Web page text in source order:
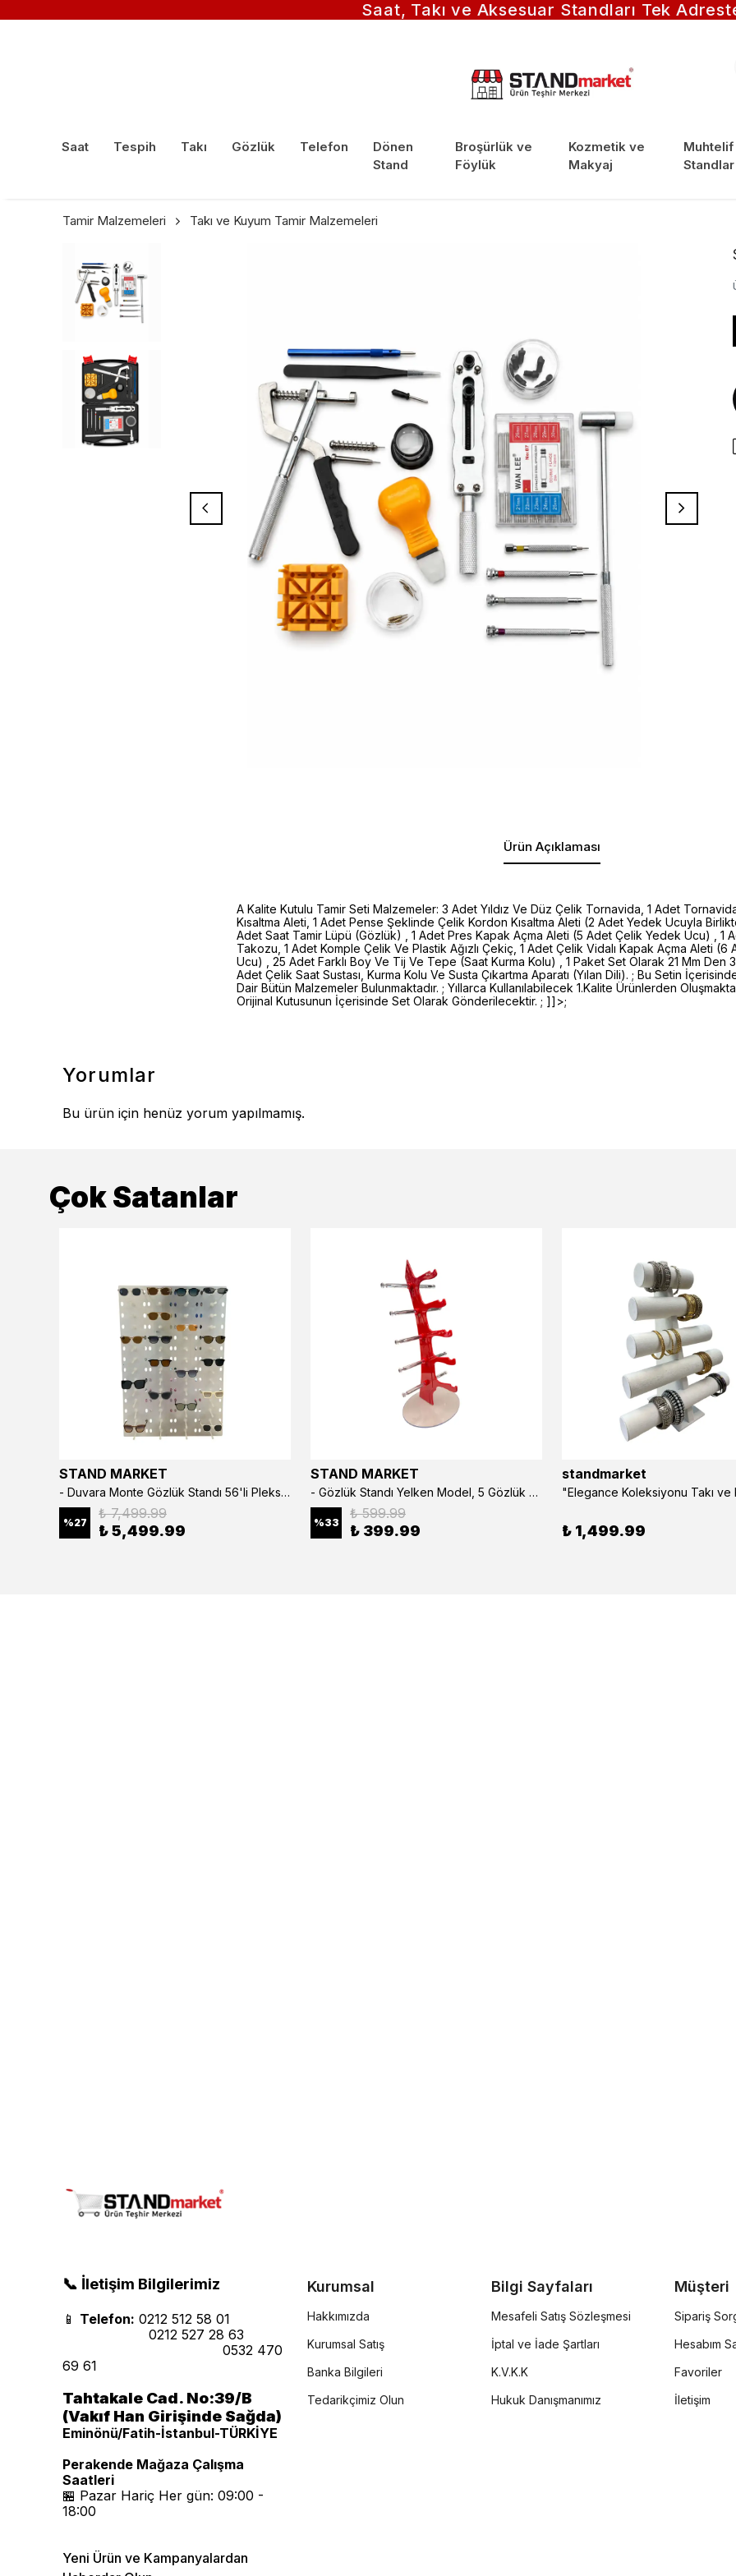
Saat, Takı ve Aksesuar Standları Tek
Saat Tespih Takı Gözlük Telefon
Dönen
Stand
Broşürlük ve
Föylük
Kozmetik ve
Makyaj
Muhtelif
Standlar
Tamir Malzemeleri Takı ve Kuyum Tamir Malzemeleri
Ürün Açıklaması
A Kalite Kutulu Tamir Seti Malzemeler: 3 Adet Yıldız Ve Düz Çelik Tornavida, 1 Adet
Kısaltma Aleti, 1 Adet Pense Şeklinde Çelik Kordon Kısaltma Aleti (2 Adet Yedek Ucuyla
Adet Saat Tamir Lüpü (Gözlük) , 1 Adet Pres Kapak Açma Aleti (5 Adet Çelik Yedek Ucu) , 1
Takozu, 1 Adet Komple Çelik Ve Plastik Ağızlı Çekiç, 1 Adet Çelik Vidalı Kapak Açma Aleti (6
Ucu) , 25 Adet Farklı Boy Ve Tij Ve Tepe (Saat Kurma Kolu) , 1 Paket Set Olarak 21 Mm Den
Adet Çelik Saat Sustası, Kurma Kolu Ve Susta Çıkartma Aparatı (Yılan Dili). ; Bu Setin
Dair Bütün Malzemeler Bulunmaktadır. ; Yıllarca Kullanılabilecek 1.Kalite Ürünlerden
Orijinal Kutusunun İçerisinde Set Olarak Gönderilecektir. ; ]]>;
Yorumlar
Bu ürün için henüz yorum yapılmamış.
Çok Satanlar
STAND MARKET
- Duvara Monte Gözlük Standı 56'li Pleksi Glass | 99x67 cm Gözlük Teşhir Standı
%27
₺ 7,499.99
₺ 5,499.99
STAND MARKET
- Gözlük Standı Yelken Model, 5 Gözlük Kapasiteli Standı Kırmızı
%33
₺ 599.99
₺ 399.99
standmarket
₺ 1,499.99
Kurumsal
Hakkımızda
Kurumsal Satış
Banka Bilgileri
Tedarikçimiz Olun
Bilgi Sayfaları
Mesafeli Satış Sözleşmesi
İptal ve İade Şartları
K.V.K.K
Hukuk Danışmanımız
Müşteri
Sipariş
Hesabım
Favoriler
İletişim
📞 İletişim Bilgilerimiz
📱 Telefon: 0212 512 58 01
0212 527 28 63
0532 470
69 61
Tahtakale Cad. No:39/B
(Vakıf Han Girişinde Sağda)
Eminönü/Fatih-İstanbul-TÜRKİYE
Perakende Mağaza Çalışma
Saatleri
🏪 Pazar Hariç Her gün: 09:00 -
18:00
Yeni Ürün ve Kampanyalardan